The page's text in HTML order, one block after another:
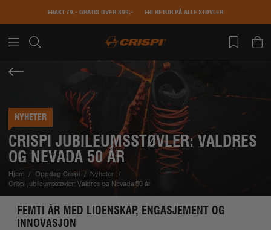
FRAKT 79,- GRATIS OVER 899,- FRI RETUR PÅ ALLE STØVLER
NYHETER
CRISPI JUBILEUMSSTØVLER: VALDRES
OG NEVADA 50 ÅR
Hjem Oppdag Crispi
Nyheter
Crispi jubileumsstøvler: Valdres og Nevada 50 år
FEMTI ÅR MED LIDENSKAP, ENGASJEMENT OG
INNOVASJON